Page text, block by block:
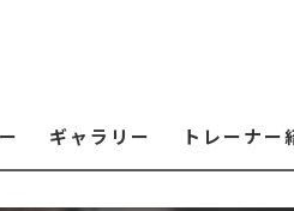
ギャラリー トレーナー